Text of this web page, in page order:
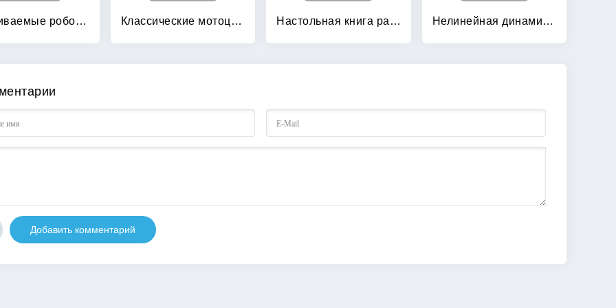
Встраиваемые робототехнические системы: проектирование и применение мобильных роботов со встроенными системами управления Классические мотоциклы: Иллюстрированная энциклопедия Настольная книга разработчика роботов (+ CD-ROM) Нелинейная динамика и управление: Сборник статей. Выпуск 8